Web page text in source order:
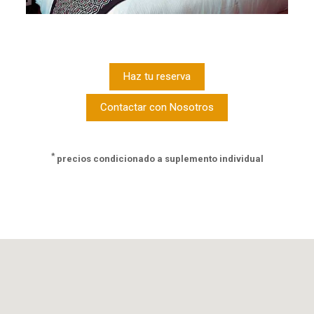
Haz tu reserva
Contactar con Nosotros
*precios condicionado a suplemento individual